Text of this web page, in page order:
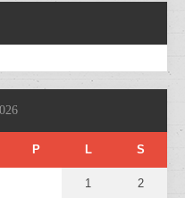
P L S
1 2